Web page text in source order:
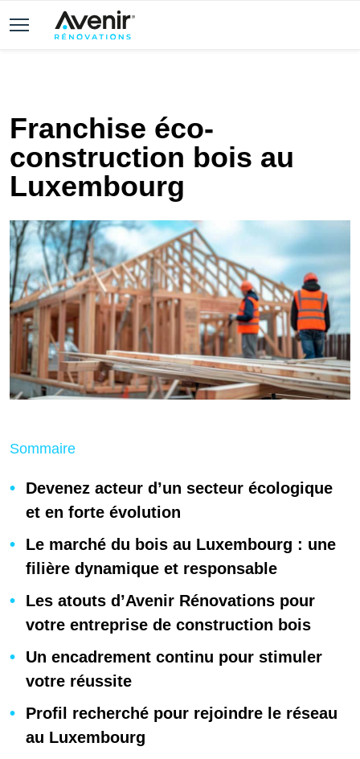
Franchise éco-
construction bois au
Luxembourg
Sommaire
Devenez acteur d’un secteur écologique
et en forte évolution
Le marché du bois au Luxembourg : une
filière dynamique et responsable
Les atouts d’Avenir Rénovations pour
votre entreprise de construction bois
Un encadrement continu pour stimuler
votre réussite
Profil recherché pour rejoindre le réseau
au Luxembourg